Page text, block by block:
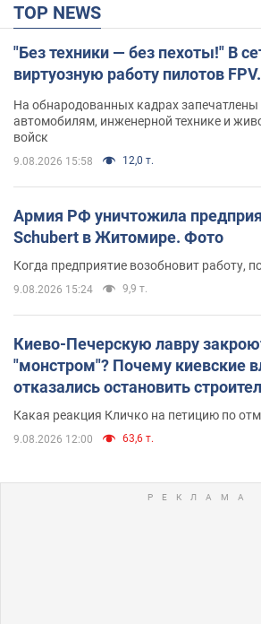
TOP NEWS
"Без техники — без пехоты!" В
виртуозную работу пилотов
На обнародованных кадрах
автомобилям, инженерной технике и
войск
9.08.2026 15:58 12,0 т.
Армия РФ уничтожила
Schubert в Житомире. Фото
Когда предприятие возобновит работу,
9.08.2026 15:24 9,9 т.
Киево-Печерскую лавру
"монстром"? Почему киевские
отказались остановить
небоскреба "московского
Какая реакция Кличко на петицию по
9.08.2026 12:00 63,6 т.